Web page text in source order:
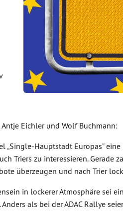
Eichler und Wolf Buchmann:
„Single-Hauptstadt Europas“
Triers zu interessieren.
überzeugen und nach Trier
in lockerer Atmosphäre sei
als bei der ADAC Rallye